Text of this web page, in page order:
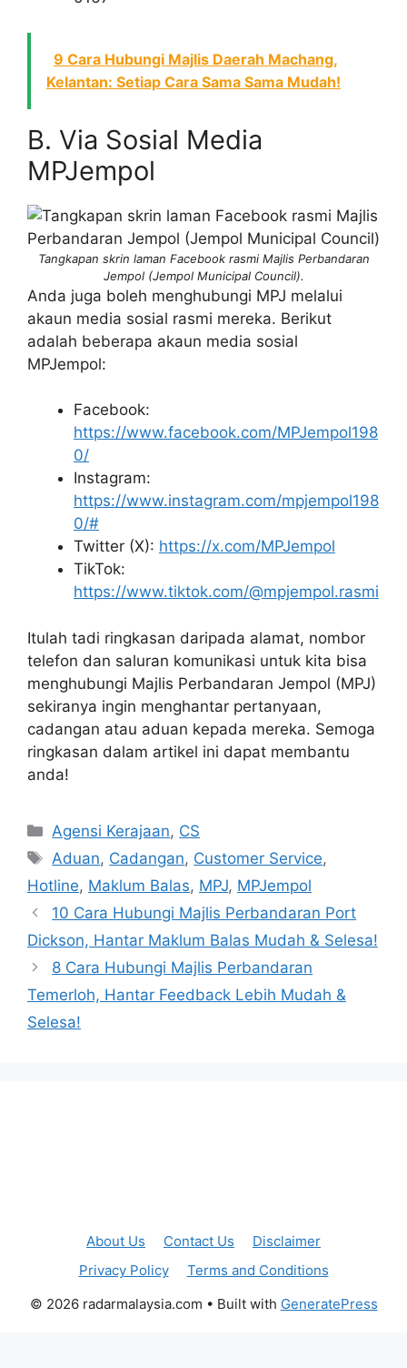
9 Cara Hubungi Majlis Daerah Machang,
Kelantan: Setiap Cara Sama Sama Mudah!
B. Via Sosial Media
MPJempol
Tangkapan skrin laman Facebook rasmi Majlis Perbandaran
Jempol (Jempol Municipal Council).
Anda juga boleh menghubungi MPJ melalui
akaun media sosial rasmi mereka. Berikut
adalah beberapa akaun media sosial
MPJempol:
Facebook:
https://www.facebook.com/MPJempol198
0/
Instagram:
https://www.instagram.com/mpjempol198
0/#
Twitter (X): https://x.com/MPJempol
TikTok:
https://www.tiktok.com/@mpjempol.rasmi
Itulah tadi ringkasan daripada alamat, nombor
telefon dan saluran komunikasi untuk kita bisa
menghubungi Majlis Perbandaran Jempol (MPJ)
sekiranya ingin menghantar pertanyaan,
cadangan atau aduan kepada mereka. Semoga
ringkasan dalam artikel ini dapat membantu
anda!
Categories
Agensi Kerajaan, CS
Tags
Aduan, Cadangan, Customer Service,
Hotline, Maklum Balas, MPJ, MPJempol
10 Cara Hubungi Majlis Perbandaran Port
Dickson, Hantar Maklum Balas Mudah & Selesa!
8 Cara Hubungi Majlis Perbandaran
Temerloh, Hantar Feedback Lebih Mudah &
Selesa!
About Us Contact Us
Disclaimer
Privacy Policy
Terms and Conditions
© 2026 radarmalaysia.com • Built with GeneratePress